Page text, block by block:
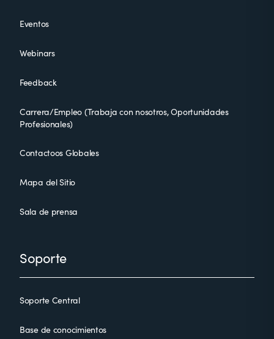
Eventos
Webinars
Feedback
Carrera/Empleo (Trabaja con nosotros, Oportunidades
Profesionales)
Contactoos Globales
Mapa del Sitio
Sala de prensa
Soporte
Soporte Central
Base de conocimientos